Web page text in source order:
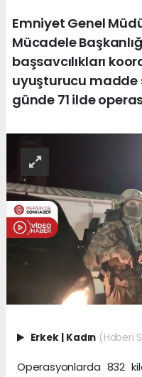
Emniyet Genel
Mücadele
başsavcılıkları
uyuşturucu madde
günde 71 ilde
Erkek Kadın (Haberi
Operasyonlarda 832